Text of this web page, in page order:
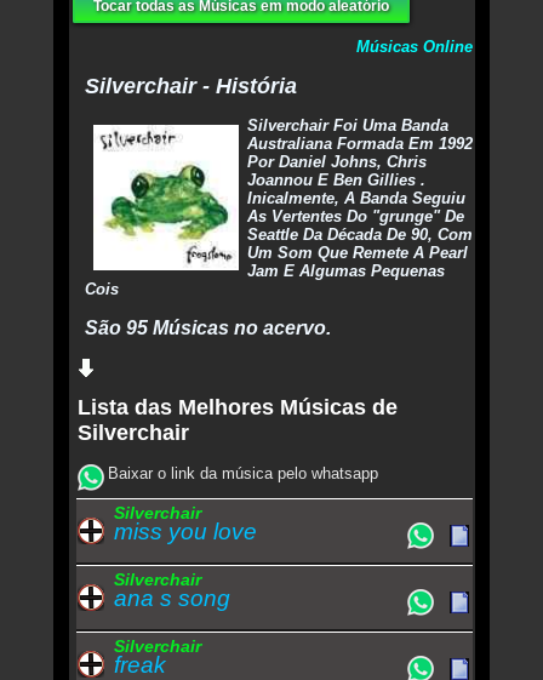
Tocar todas as Músicas em modo aleatório
Músicas Online
Silverchair - História
Silverchair Foi Uma Banda
Australiana Formada Em 1992
Por Daniel Johns, Chris
Joannou E Ben Gillies .
Inicalmente, A Banda Seguiu
As Vertentes Do "grunge" De
Seattle Da Década De 90, Com
Um Som Que Remete A Pearl
Jam E Algumas Pequenas
Cois
São 95 Músicas no acervo.
Lista das Melhores Músicas de
Silverchair
Baixar o link da música pelo whatsapp
Silverchair
miss you love
Silverchair
ana s song
Silverchair
freak